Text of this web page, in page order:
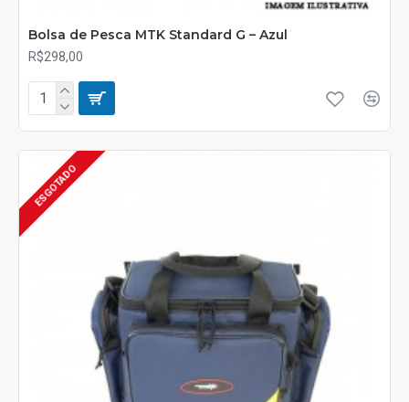
Bolsa de Pesca MTK Standard G – Azul
R$298,00
ESGOTADO